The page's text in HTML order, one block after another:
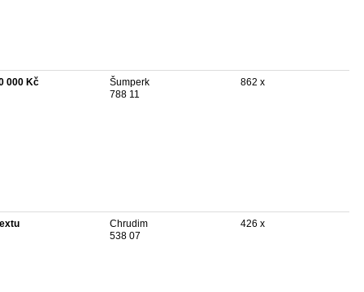
000 Kč
Šumperk
788 11
862 x
Chrudim
538 07
426 x